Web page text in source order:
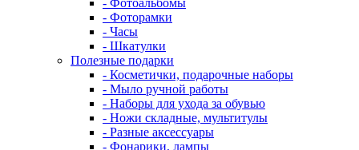
- Фотоальбомы
- Фоторамки
- Часы
- Шкатулки
Полезные подарки
- Косметички, подарочные наборы
- Мыло ручной работы
- Наборы для ухода за обувью
- Ножи складные, мультитулы
- Разные аксессуары
- Фонарики, лампы